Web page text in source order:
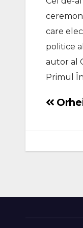
care
politice
autor al
Primul